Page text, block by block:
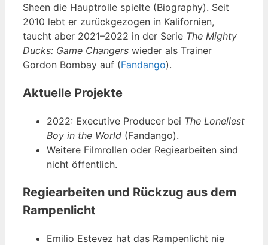
Sheen die Hauptrolle spielte (Biography). Seit
2010 lebt er zurückgezogen in Kalifornien,
taucht aber 2021–2022 in der Serie The Mighty
Ducks: Game Changers wieder als Trainer
Gordon Bombay auf (Fandango).
Aktuelle Projekte
2022: Executive Producer bei The Loneliest
Boy in the World (Fandango).
Weitere Filmrollen oder Regiearbeiten sind
nicht öffentlich.
Regiearbeiten und Rückzug aus dem
Rampenlicht
Emilio Estevez hat das Rampenlicht nie